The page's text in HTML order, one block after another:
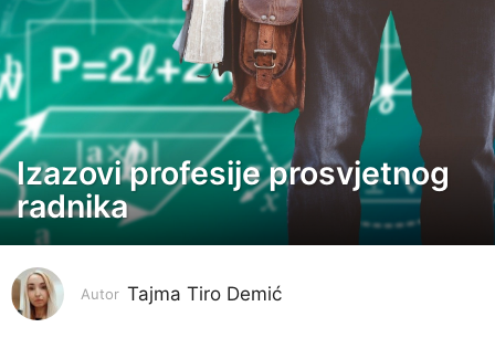
3
g
i
n
Izazovi profesije prosvjetnog
radnika
Autor Tajma Tiro Demić